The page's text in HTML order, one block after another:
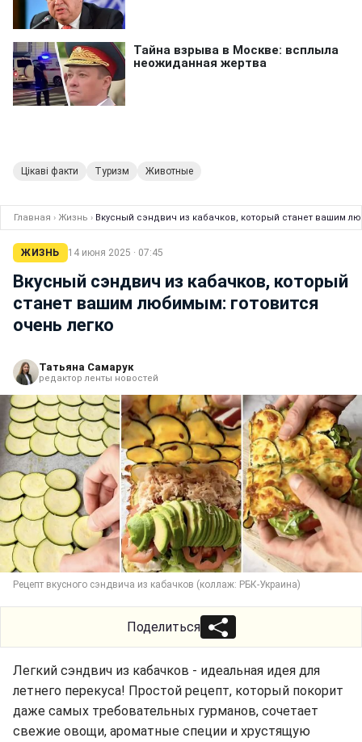
Цікаві факти Туризм Животные
Главная › Жизнь › Вкусный сэндвич из кабачков, который станет вашим
ЖИЗНЬ 14 июня 2025 · 07:45
Вкусный сэндвич из кабачков, который
станет вашим любимым: готовится
очень легко
Татьяна Самарук
редактор ленты новостей
Рецепт вкусного сэндвича из кабачков (коллаж: РБК-Украина)
Поделиться
Легкий сэндвич из кабачков - идеальная идея для
летнего перекуса! Простой рецепт, который покорит
даже самых требовательных гурманов, сочетает
свежие овощи, ароматные специи и хрустящую